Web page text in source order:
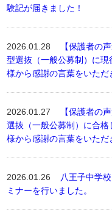
験記が届きました！
2026.01.28
【保護者の
型選抜（一般公募制）に
様から感謝の言葉をいただ
2026.01.27
【保護者の
選抜（一般公募制）に合
様から感謝の言葉をいただ
2026.01.26
八王子中学
ミナーを行いました。